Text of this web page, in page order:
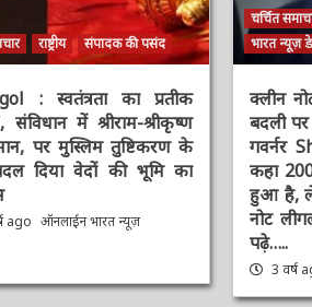
राष्ट्रीय संपादक की पसंद
: स्वतंत्रता का प्रतीक
संविधान में श्रीराम-श्रीकृष्ण
पर मुस्लिम तुष्टिकरण के
दिया वेदों की भूमि का
ऑनलाईन भारत न्यूज़
चर्चित समाचार
भारत न्यूज़
क्लीन
बदली
गवर्नर
कहा
हुआ है,
नोट
पढ़े…..
3 वर्ष